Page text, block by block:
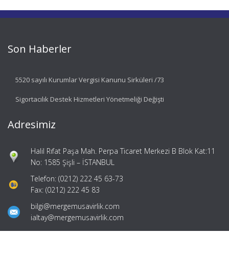
Son Haberler
5520 sayılı Kurumlar Vergisi Kanunu Sirküleri /73
Sigortacılık Destek Hizmetleri Yönetmeliği Değişti
Adresimiz
Halil Rıfat Paşa Mah. Perpa Ticaret Merkezi B Blok Kat:11
No: 1585 Şişli – İSTANBUL
Telefon: (0212) 222 45 63-73
Fax: (0212) 222 45 83
bilgi@mergemusavirlik.com
ialtay@mergemusavirlik.com